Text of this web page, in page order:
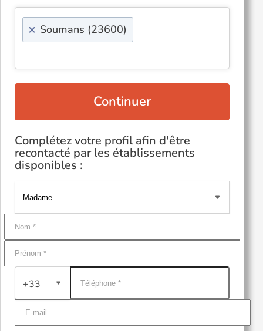
× Soumans (23600)
Continuer
Complétez votre profil afin d'être
recontacté par les établissements
disponibles :
+33